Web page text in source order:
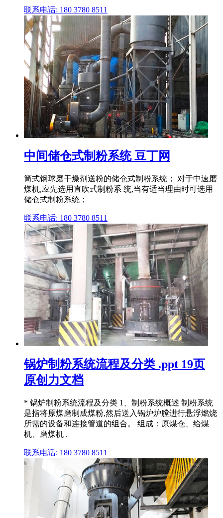
联系电话: 180 3780 8511
中间储仓式制粉系统 豆丁网
筒式钢球磨干燥剂送粉的储仓式制粉系统； 对于中速磨
煤机,应先选用直吹式制粉系 统,当有适当理由时可选用
储仓式制粉系统；
联系电话: 180 3780 8511
锅炉制粉系统流程及分类 .ppt 19页
原创力文档
* 锅炉制粉系统流程及分类 1、制粉系统概述 制粉系统
是指将原煤磨制成煤粉,然后送入锅炉炉膛进行悬浮燃烧
所需的设备和连接管道的组合。 组成：原煤仓、给煤
机、磨煤机 .
联系电话: 180 3780 8511